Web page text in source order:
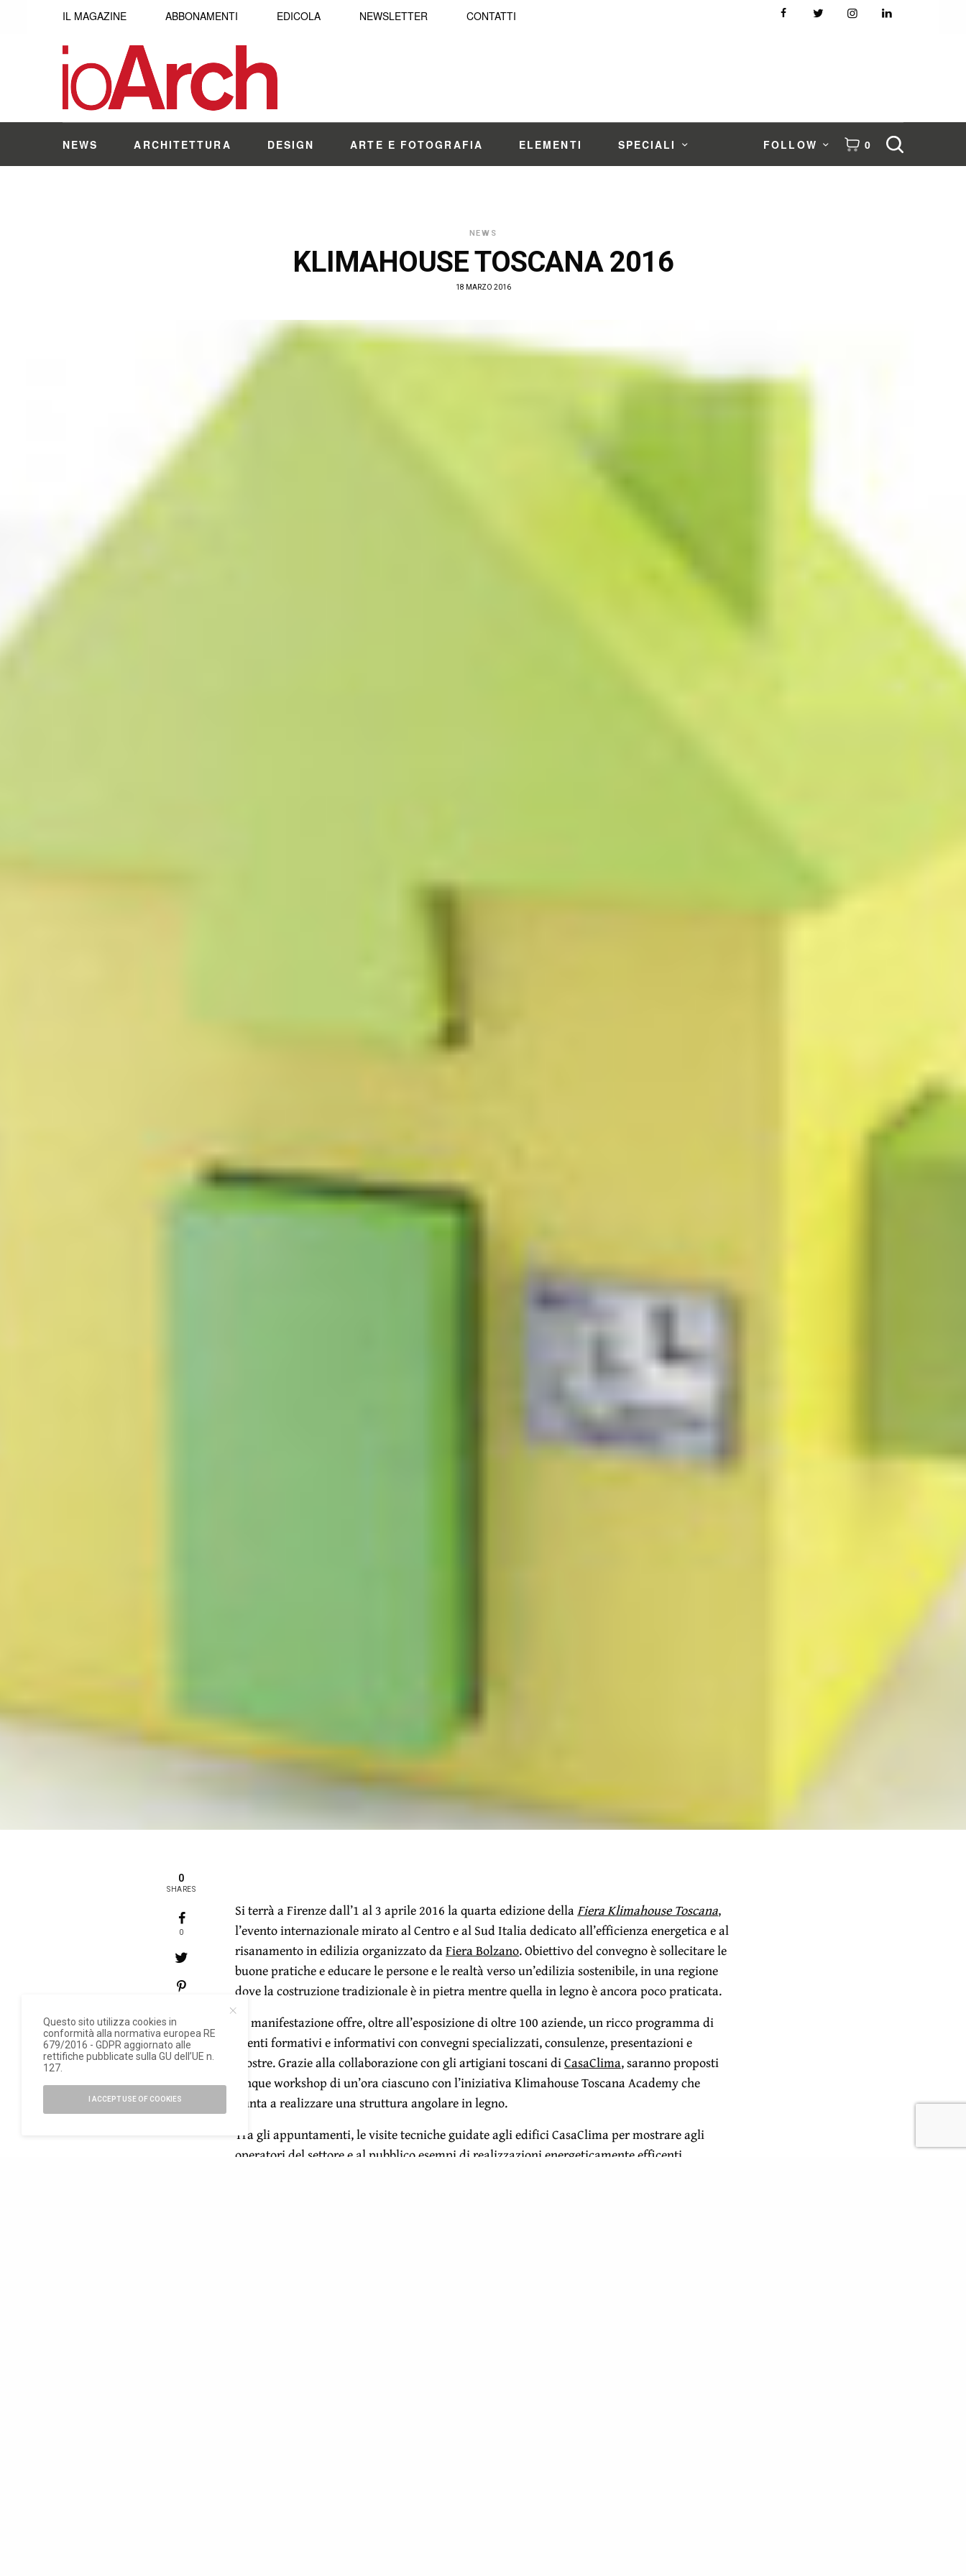
IL MAGAZINE ABBONAMENTI EDICOLA NEWSLETTER CONTATTI
NEWS ARCHITETTURA DESIGN ARTE E FOTOGRAFIA ELEMENTI SPECIALI FOLLOW 0
NEWS
KLIMAHOUSE TOSCANA 2016
18 MARZO 2016
0
SHARES
0
Si terrà a Firenze dall’1 al 3 aprile 2016 la quarta edizione dellaFiera Klimahouse Toscana,
l’evento internazionale mirato al Centro e al Sud Italia dedicato all’efficienza energetica e al
risanamento in edilizia organizzato daFiera Bolzano. Obiettivo del convegno è sollecitare le
buone pratiche e educare le persone e le realtà verso un’edilizia sostenibile, in una regione
dove la costruzione tradizionale è in pietra mentre quella in legno è ancora poco praticata.
La manifestazione offre, oltre all’esposizione di oltre 100 aziende, un ricco programma di
eventi formativi e informativi con convegni specializzati, consulenze, presentazioni e
mostre. Grazie alla collaborazione con gli artigiani toscani diCasaClima, saranno proposti
cinque workshop di un’ora ciascuno con l’iniziativa Klimahouse Toscana Academy che
punta a realizzare una struttura angolare in legno.
Tra gli appuntamenti, le visite tecniche guidate agli edifici CasaClima per mostrare agli
operatori del settore e al pubblico esempi di realizzazioni energeticamente efficenti.
Questo sito utilizza cookies in
conformità alla normativa europea RE
679/2016 - GDPR aggiornato alle
rettifiche pubblicate sulla GU dell’UE n.
127.
I ACCEPT USE OF COOKIES